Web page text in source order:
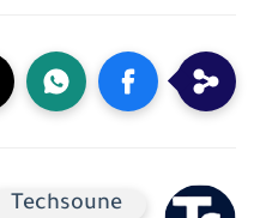
Techsoune